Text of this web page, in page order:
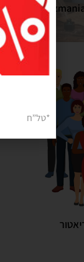
בילוי בטוח, מהנה וממוגן: למה לבחור ב-Funzmania לחדר הבריחה הבא שלכם בצפון?
*טל”ח